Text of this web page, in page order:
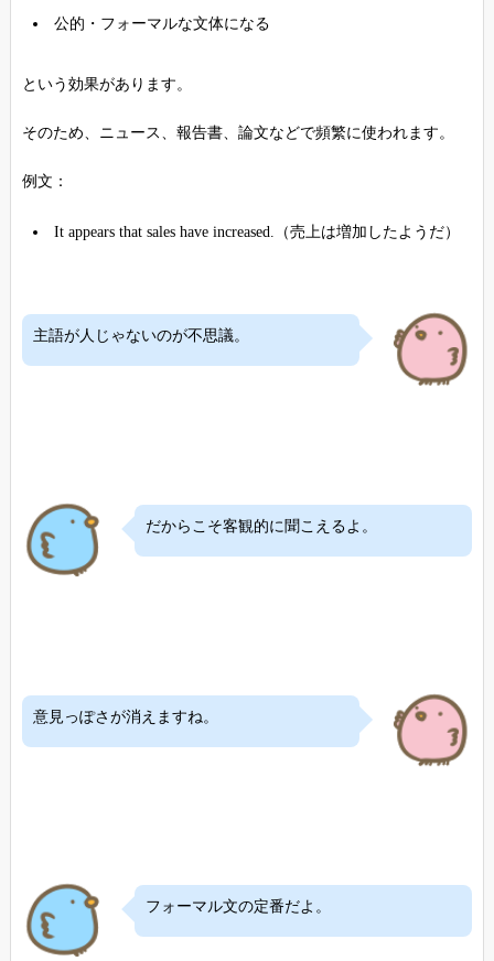
公的・フォーマルな文体になる
という効果があります。
そのため、ニュース、報告書、論文などで頻繁に使われます。
例文：
It appears that sales have increased.（売上は増加したようだ）
主語が人じゃないのが不思議。
だからこそ客観的に聞こえるよ。
意見っぽさが消えますね。
フォーマル文の定番だよ。